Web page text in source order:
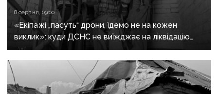
8 серпня, 09:00
«Екіпажі „пасуть“ дрони, їдемо не на кожен
виклик»: куди ДСНС не виїжджає на ліквідацію
надзвичайних ситуацій у Краматорську
та Слов’янську